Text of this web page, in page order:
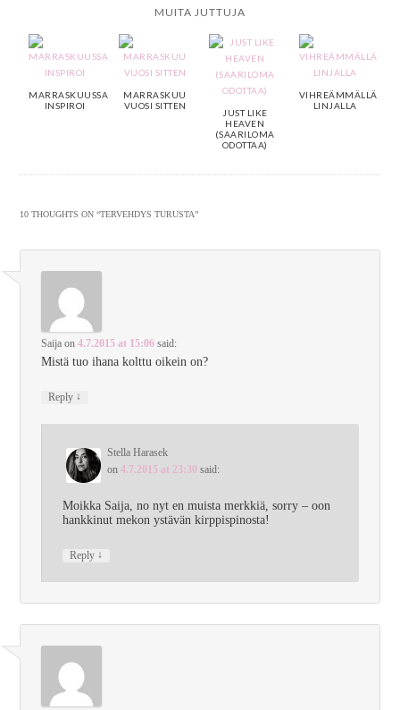
MUITA JUTTUJA
MARRASKUUSSA
INSPIROI
MARRASKUU
VUOSI SITTEN
JUST LIKE
HEAVEN
(SAARILOMA
ODOTTAA)
VIHREÄMMÄLLÄ
LINJALLA
10 THOUGHTS ON “TERVEHDYS TURUSTA”
Saija on4.7.2015 at 15:06 said:
Mistä tuo ihana kolttu oikein on?
Reply ↓
Stella Harasek
on 4.7.2015 at 23:30 said:
Moikka Saija, no nyt en muista merkkiä, sorry – oon
hankkinut mekon ystävän kirppispinosta!
Reply ↓